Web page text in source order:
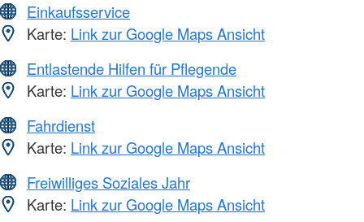
Einkaufsservice
Karte: Link zur Google Maps Ansicht
Entlastende Hilfen für Pflegende
Karte: Link zur Google Maps Ansicht
Fahrdienst
Karte: Link zur Google Maps Ansicht
Freiwilliges Soziales Jahr
Karte: Link zur Google Maps Ansicht